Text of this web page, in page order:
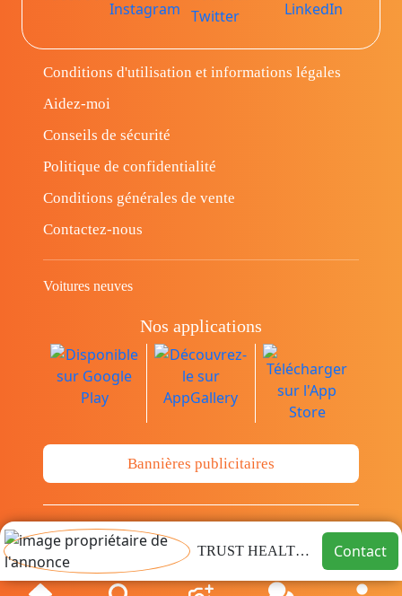
TRUST HEALTHCARE Contact
Conditions d'utilisation et informations légales
Aidez-moi
Conseils de sécurité
Politique de confidentialité
Conditions générales de vente
Contactez-nous
Voitures neuves
Nos applications
Bannières publicitaires
© Copyright 2014-2026 Cava.tn Limited Tous
les droits sont réservés.